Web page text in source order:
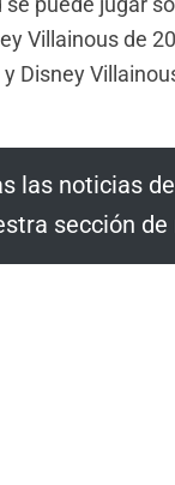
Villainous de
Disney
las noticias
sección